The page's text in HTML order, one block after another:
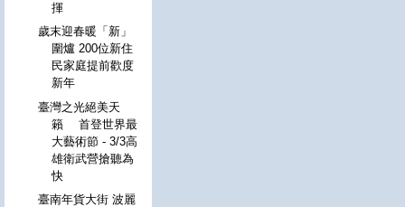
揮
歲末迎春暖「新」
圍爐 200位新住
民家庭提前歡度
新年
臺灣之光絕美天
籟 首登世界最
大藝術節 - 3/3高
雄衛武營搶聽為
快
臺南年貨大街 波麗